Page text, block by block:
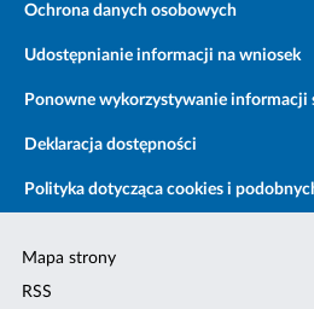
Ochrona danych osobowych
Udostępnianie informacji na wniosek
Ponowne wykorzystywanie informacji
Deklaracja dostępności
Polityka dotycząca cookies i
Mapa strony
RSS